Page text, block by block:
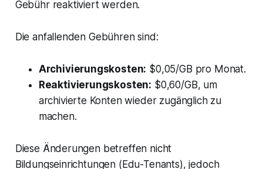
Gebühr reaktiviert werden.
Die anfallenden Gebühren sind:
Archivierungskosten: $0,05/GB pro Monat.
Reaktivierungskosten: $0,60/GB, um
archivierte Konten wieder zugänglich zu
machen.
Diese Änderungen betreffen nicht
Bildungseinrichtungen (Edu-Tenants), jedoch